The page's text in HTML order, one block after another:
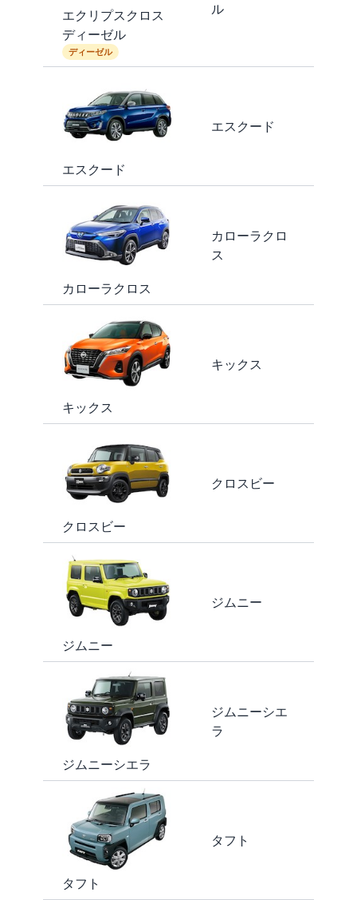
エクリプスクロス
ディーゼル
ディーゼル
ル
エスクード
エスクード
カローラクロス
カローラクロ
ス
キックス
キックス
クロスビー
クロスビー
ジムニー
ジムニー
ジムニーシエラ
ジムニーシエ
ラ
タフト
タフト